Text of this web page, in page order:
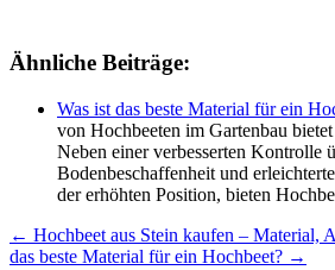
Ähnliche Beiträge:
Was ist das beste Material für ein
von Hochbeeten im Gartenbau
Neben einer verbesserten Kontrolle
Bodenbeschaffenheit und
der erhöhten Position, bieten
Beitragsnavigation
← Hochbeet aus Stein kaufen – Material,
das beste Material für ein Hochbeet? →